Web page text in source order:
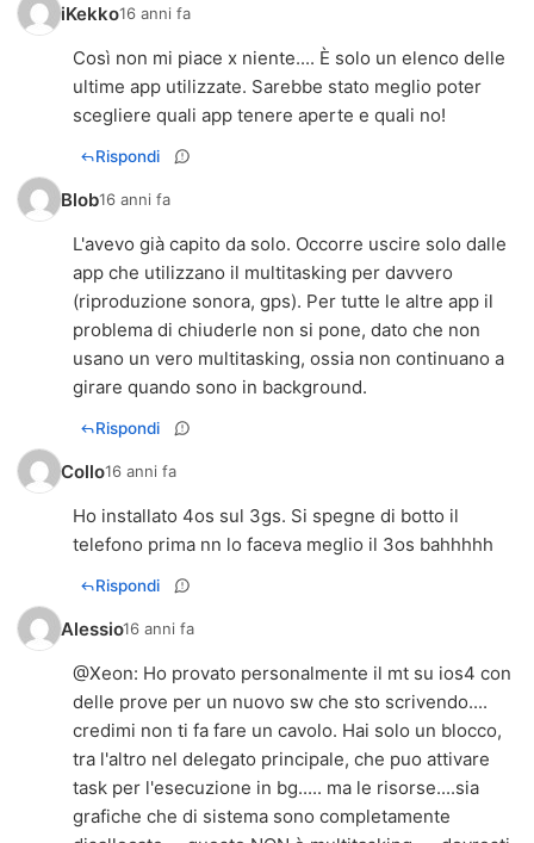
iKekko16 anni fa
Così non mi piace x niente.... È solo un elenco delle
ultime app utilizzate. Sarebbe stato meglio poter
scegliere quali app tenere aperte e quali no!
Rispondi
Blob16 anni fa
L'avevo già capito da solo. Occorre uscire solo dalle
app che utilizzano il multitasking per davvero
(riproduzione sonora, gps). Per tutte le altre app il
problema di chiuderle non si pone, dato che non
usano un vero multitasking, ossia non continuano a
girare quando sono in background.
Rispondi
Collo16 anni fa
Ho installato 4os sul 3gs. Si spegne di botto il
telefono prima nn lo faceva meglio il 3os bahhhhh
Rispondi
Alessio16 anni fa
@Xeon: Ho provato personalmente il mt su ios4 con
delle prove per un nuovo sw che sto scrivendo....
credimi non ti fa fare un cavolo. Hai solo un blocco,
tra l'altro nel delegato principale, che puo attivare
task per l'esecuzione in bg..... ma le risorse....sia
grafiche che di sistema sono completamente